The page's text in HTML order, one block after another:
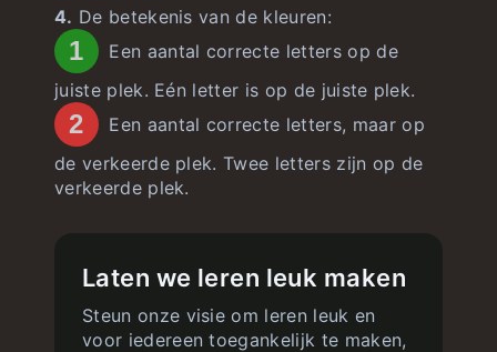
4. De betekenis van de kleuren:
1
Een aantal correcte letters op de
juiste plek. Eén letter is op de juiste plek.
2
Een aantal correcte letters, maar op
de verkeerde plek. Twee letters zijn op de
verkeerde plek.
Laten we leren leuk maken
Steun onze visie om leren leuk en
voor iedereen toegankelijk te maken,